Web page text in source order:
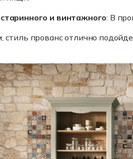
и винтажного: В
стиль прованс отлично